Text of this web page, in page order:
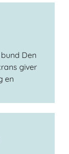
Den
giver
en